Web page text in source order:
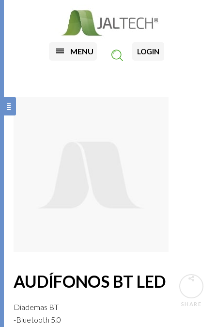
MENU LOGIN
SHARE
AUDÍFONOS BT LED
Diademas BT
-Bluetooth 5.0